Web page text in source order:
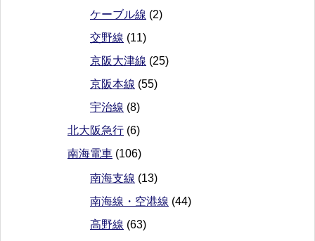
ケーブル線 (2)
交野線 (11)
京阪大津線 (25)
京阪本線 (55)
宇治線 (8)
北大阪急行 (6)
南海電車 (106)
南海支線 (13)
南海線・空港線 (44)
高野線 (63)